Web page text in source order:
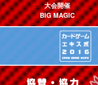
大会開催
BIG MAGIC